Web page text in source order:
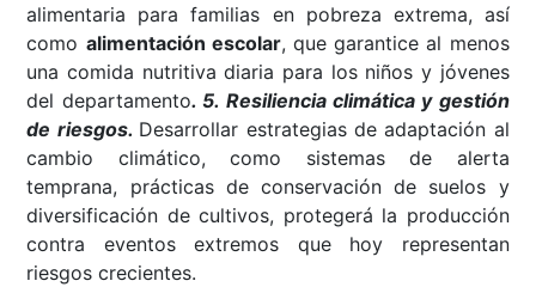
alimentaria para familias en pobreza extrema, así
como alimentación escolar, que garantice al menos
una comida nutritiva diaria para los niños y jóvenes
del departamento.5. Resiliencia climática y gestión
de riesgos. Desarrollar estrategias de adaptación al
cambio climático, como sistemas de alerta
temprana, prácticas de conservación de suelos y
diversificación de cultivos, protegerá la producción
contra eventos extremos que hoy representan
riesgos crecientes.